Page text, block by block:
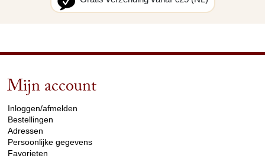
Mijn account
Inloggen/afmelden
Bestellingen
Adressen
Persoonlijke gegevens
Favorieten